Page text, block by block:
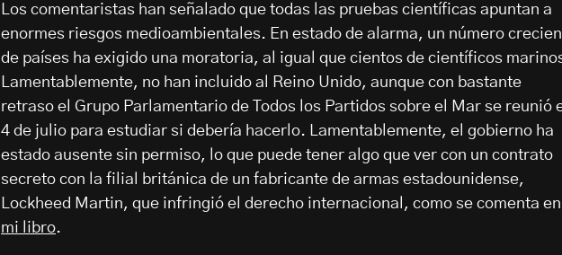
Los comentaristas han señalado que todas las pruebas científicas apuntan a
enormes riesgos medioambientales. En estado de alarma, un número
de países ha exigido una moratoria, al igual que cientos de científicos
Lamentablemente, no han incluido al Reino Unido, aunque con bastante
retraso el Grupo Parlamentario de Todos los Partidos sobre el Mar se reunió
4 de julio para estudiar si debería hacerlo. Lamentablemente, el gobierno ha
estado ausente sin permiso, lo que puede tener algo que ver con un contrato
secreto con la filial británica de un fabricante de armas estadounidense,
Lockheed Martin, que infringió el derecho internacional, como se comenta en
mi libro.